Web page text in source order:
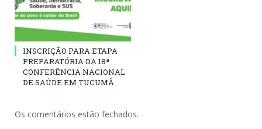
INSCRIÇÃO PARA ETAPA
PREPARATÓRIA DA 18ª
CONFERÊNCIA NACIONAL
DE SAÚDE EM TUCUMÃ
Os comentários estão fechados.